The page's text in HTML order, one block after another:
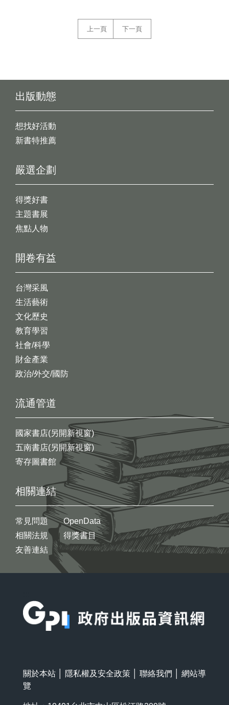
上一頁 下一頁
出版動態
想找好活動
新書特推薦
開卷有益
台灣采風
生活藝術
文化歷史
教育學習
社會/科學
財金產業
政治/外交/國防
嚴選企劃
得獎好書
主題書展
焦點人物
流通管道
國家書店(另開新視窗)
五南書店(另開新視窗)
寄存圖書館
相關連結
常見問題
相關法規
友善連結
OpenData
得獎書目
關於本站 隱私權及安全政策 聯絡我們
網站導
覽